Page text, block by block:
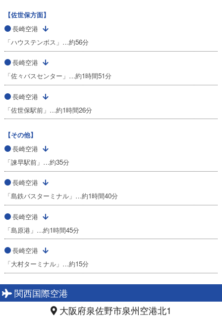
【佐世保方面】
長崎空港
「ハウステンボス」…約56分
長崎空港
「佐々バスセンター」…約1時間51分
長崎空港
「佐世保駅前」…約1時間26分
【その他】
長崎空港
「諫早駅前」…約35分
長崎空港
「島鉄バスターミナル」…約1時間40分
長崎空港
「島原港」…約1時間45分
長崎空港
「大村ターミナル」…約15分
関西国際空港
大阪府泉佐野市泉州空港北1